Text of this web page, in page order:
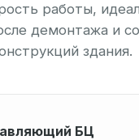
работы,
демонтажа и
здания.
БЦ